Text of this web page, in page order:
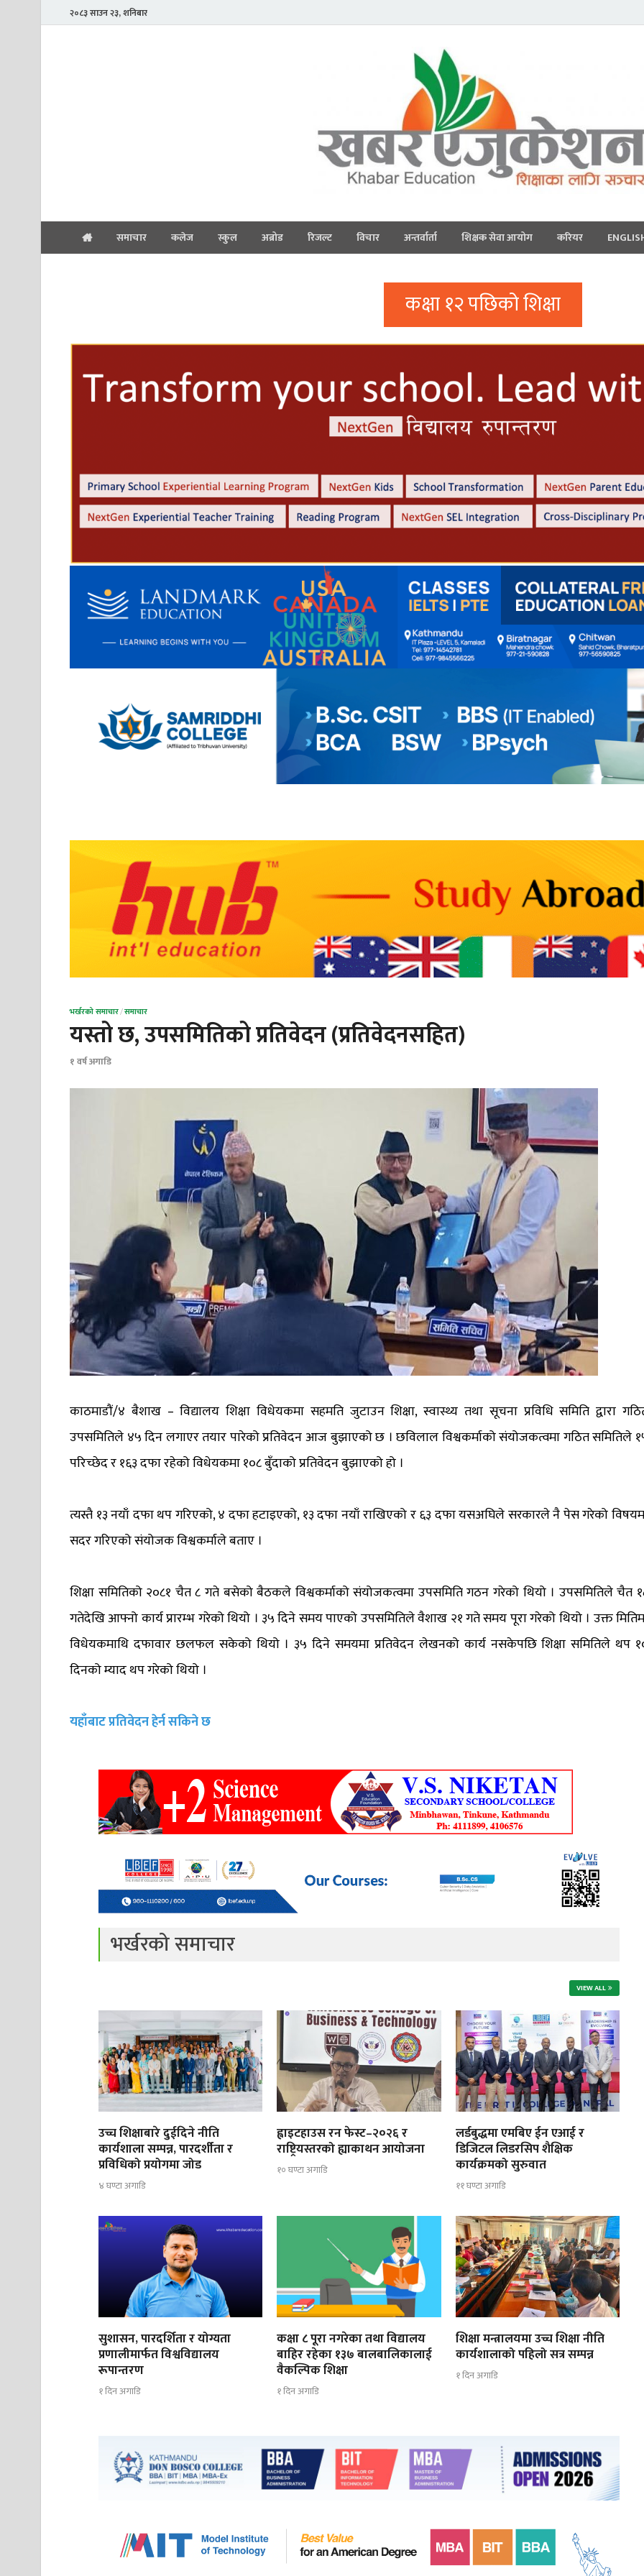
२०८३ साउन २३, शनिबार
समाचार कलेज स्कुल अब्रोड रिजल्ट विचार अन्तर्वार्ता शिक्षक सेवा आयोग करियर
कक्षा १२ पछिको शिक्षा
भर्खरको समाचार/समाचार
यस्तो छ, उपसमितिको प्रतिवेदन (प्रतिवेदनसहित)
१ वर्ष अगाडि
काठमाडौं/४ बैशाख – विद्यालय शिक्षा विधेयकमा सहमति जुटाउन शिक्षा, स्वास्थ्य तथा सूचना प्रविधि समिति द्वारा
उपसमितिले ४५ दिन लगाएर तयार पारेको प्रतिवेदन आज बुझाएको छ । छविलाल विश्वकर्माको संयोजकत्वमा गठित समितिले
परिच्छेद र १६३ दफा रहेको विधेयकमा १०८ बुँदाको प्रतिवेदन बुझाएको हो ।
त्यस्तै १३ नयाँ दफा थप गरिएको, ४ दफा हटाइएको, १३ दफा नयाँ राखिएको र ६३ दफा यसअघिले सरकारले नै पेस गरेको
सदर गरिएको संयोजक विश्वकर्माले बताए ।
शिक्षा समितिको २०८१ चैत ८ गते बसेको बैठकले विश्वकर्माको संयोजकत्वमा उपसमिति गठन गरेको थियो । उपसमितिले चैत
गतेदेखि आफ्नो कार्य प्रारम्भ गरेको थियो । ३५ दिने समय पाएको उपसमितिले वैशाख २१ गते समय पूरा गरेको थियो । उक्त
विधेयकमाथि दफावार छलफल सकेको थियो । ३५ दिने समयमा प्रतिवेदन लेखनको कार्य नसकेपछि शिक्षा समितिले थप
दिनको म्याद थप गरेको थियो ।
यहाँबाट प्रतिवेदन हेर्न सकिने छ
भर्खरको समाचार
VIEW ALL
उच्च शिक्षाबारे दुईदिने नीति
कार्यशाला सम्पन्न, पारदर्शीता र
प्रविधिको प्रयोगमा जोड
४ घण्टा अगाडि
ह्वाइटहाउस रन फेस्ट–२०२६ र
राष्ट्रियस्तरको ह्याकाथन आयोजना
१० घण्टा अगाडि
लर्डबुद्धमा एमबिए ईन एआई र
डिजिटल लिडरसिप शैक्षिक
कार्यक्रमको सुरुवात
११ घण्टा अगाडि
सुशासन, पारदर्शिता र योग्यता
प्रणालीमार्फत विश्वविद्यालय
रूपान्तरण
१ दिन अगाडि
कक्षा ८ पूरा नगरेका तथा विद्यालय
बाहिर रहेका १३७ बालबालिकालाई
वैकल्पिक शिक्षा
१ दिन अगाडि
शिक्षा मन्त्रालयमा उच्च शिक्षा नीति
कार्यशालाको पहिलो सत्र सम्पन्न
१ दिन अगाडि